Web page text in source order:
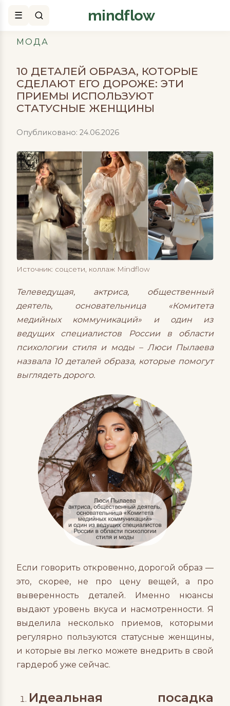
Поиск mindflow
МОДА
10 ДЕТАЛЕЙ ОБРАЗА, КОТОРЫЕ
СДЕЛАЮТ ЕГО ДОРОЖЕ: ЭТИ
ПРИЕМЫ ИСПОЛЬЗУЮТ
СТАТУСНЫЕ ЖЕНЩИНЫ
Опубликовано: 24.06.2026
Источник: соцсети, коллаж Mindflow
Телеведущая, актриса, общественный
деятель, основательница «Комитета
медийных коммуникаций» и один из
ведущих специалистов России в области
психологии стиля и моды – Люси Пылаева
назвала 10 деталей образа, которые помогут
выглядеть дорого.
Если говорить откровенно, дорогой образ —
это, скорее, не про цену вещей, а про
выверенность деталей. Именно нюансы
выдают уровень вкуса и насмотренности. Я
выделила несколько приемов, которыми
регулярно пользуются статусные женщины,
и которые вы легко можете внедрить в свой
гардероб уже сейчас.
Идеальная посадка